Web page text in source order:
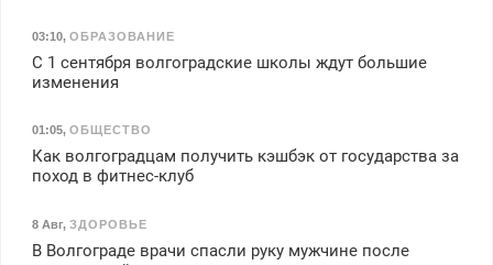
03:10, ОБРАЗОВАНИЕ
С 1 сентября волгоградские школы ждут большие
изменения
01:05, ОБЩЕСТВО
Как волгоградцам получить кэшбэк от государства за
поход в фитнес-клуб
8 Авг, ЗДОРОВЬЕ
В Волгограде врачи спасли руку мужчине после